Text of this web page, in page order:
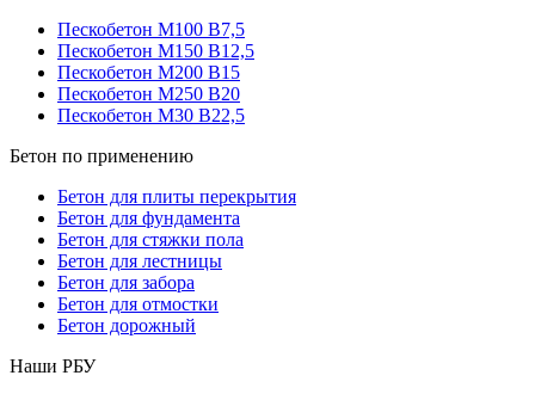
Пескобетон М100 В7,5
Пескобетон М150 В12,5
Пескобетон М200 В15
Пескобетон М250 В20
Пескобетон М30 В22,5
Бетон по применению
Бетон для плиты перекрытия
Бетон для фундамента
Бетон для стяжки пола
Бетон для лестницы
Бетон для забора
Бетон для отмостки
Бетон дорожный
Наши РБУ